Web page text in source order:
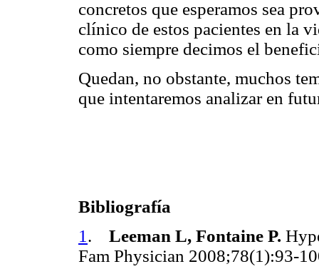
concretos que esperamos sea
clínico de estos pacientes en la
como siempre decimos el
Quedan, no obstante, muchos
que intentaremos analizar en
Bibliografía
1 . Leeman L, Fontaine P.
Fam Physician 2008;78(1):93-